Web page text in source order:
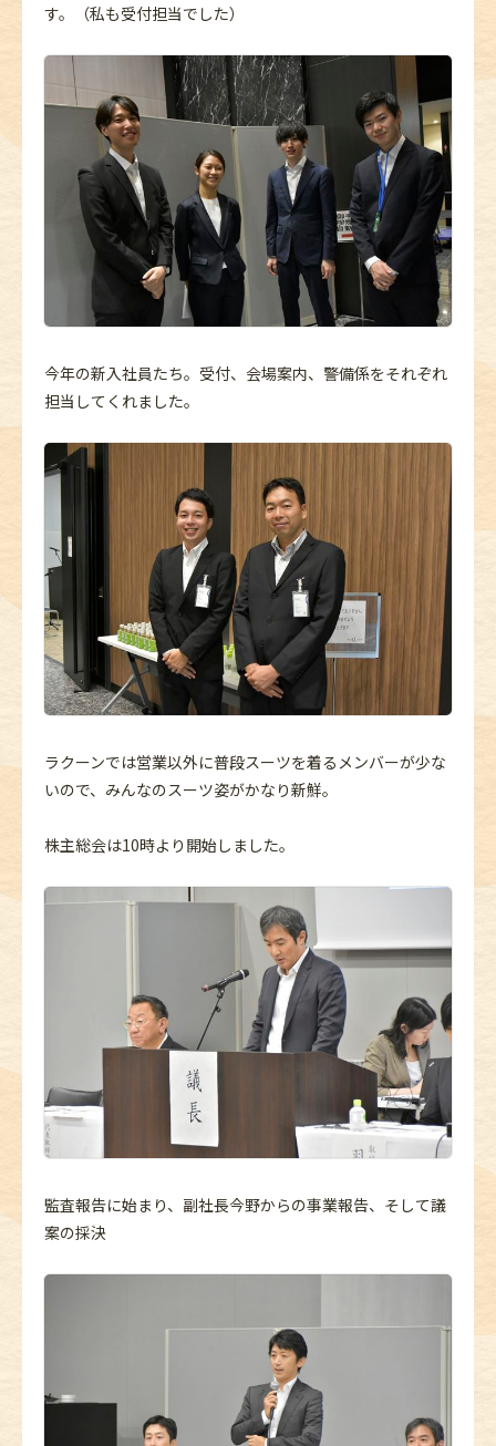
す。（私も受付担当でした）
今年の新入社員たち。受付、会場案内、警備係をそれぞれ
担当してくれました。
ラクーンでは営業以外に普段スーツを着るメンバーが少な
いので、みんなのスーツ姿がかなり新鮮。
株主総会は10時より開始しました。
監査報告に始まり、副社長今野からの事業報告、そして議
案の採決